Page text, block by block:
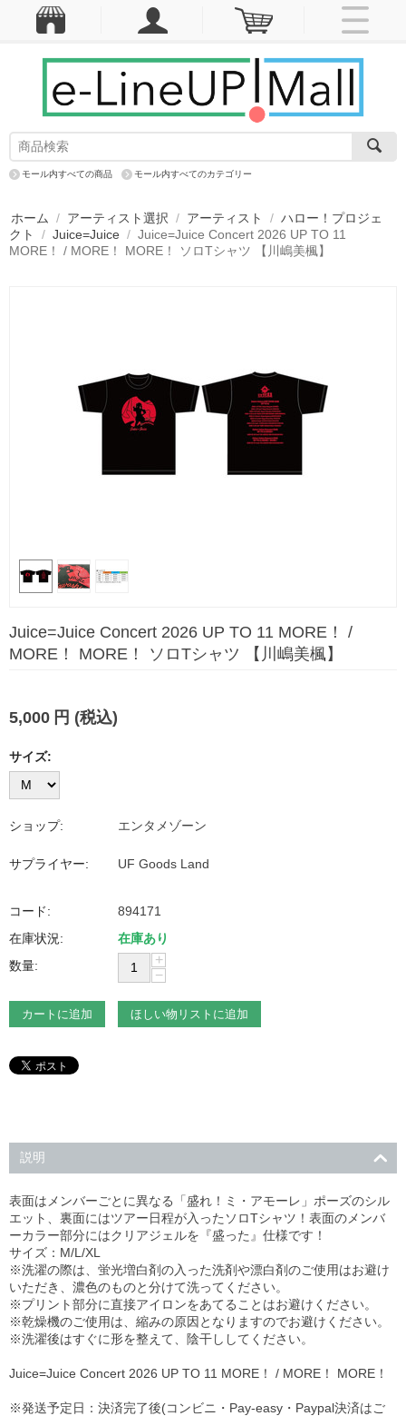
モール内すべての商品 モール内すべてのカテゴリー
ホーム / アーティスト選択 / アーティスト / ハロー！プロジェ
クト
/ Juice=Juice / Juice=Juice Concert 2026 UP TO 11
MORE！ / MORE！ MORE！ ソロTシャツ 【川嶋美楓】
Juice=Juice Concert 2026 UP TO 11 MORE！ /
MORE！ MORE！ ソロTシャツ 【川嶋美楓】
5,000 円 (税込)
サイズ:
ショップ: エンタメゾーン
サプライヤー: UF Goods Land
コード:
894171
在庫状況:
在庫あり
数量:
+
−
カートに追加 ほしい物リストに追加
説明
表面はメンバーごとに異なる「盛れ！ミ・アモーレ」ポーズのシル
エット、裏面にはツアー日程が入ったソロTシャツ！表面のメンバ
ーカラー部分にはクリアジェルを『盛った』仕様です！
サイズ：M/L/XL
※洗濯の際は、蛍光増白剤の入った洗剤や漂白剤のご使用はお避け
いただき、濃色のものと分けて洗ってください。
※プリント部分に直接アイロンをあてることはお避けください。
※乾燥機のご使用は、縮みの原因となりますのでお避けください。
※洗濯後はすぐに形を整えて、陰干ししてください。
Juice=Juice Concert 2026 UP TO 11 MORE！ / MORE！ MORE！
※発送予定日：決済完了後(コンビニ・Pay-easy・Paypal決済はご